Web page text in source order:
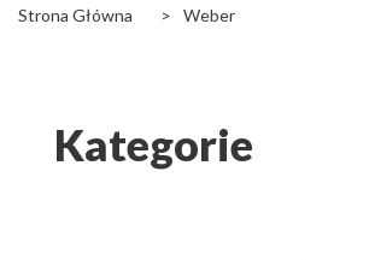
Strona Główna > Weber
Kategorie